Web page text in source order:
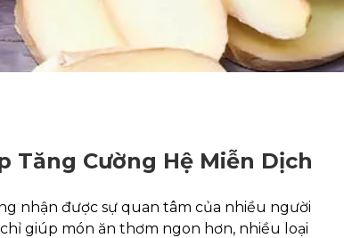
Tăng Cường Hệ Miễn Dịch
nhận được sự quan tâm của nhiều người
giúp món ăn thơm ngon hơn, nhiều loại